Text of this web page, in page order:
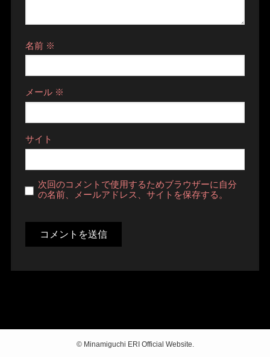
名前 ※
メール ※
サイト
次回のコメントで使用するためブラウザーに自分
の名前、メールアドレス、サイトを保存する。
©Minamiguchi ERI Official Website.